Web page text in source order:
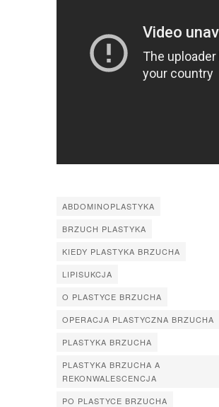
ABDOMINOPLASTYKA
BRZUCH PLASTYKA
KIEDY PLASTYKA BRZUCHA
LIPISUKCJA
O PLASTYCE BRZUCHA
OPERACJA PLASTYCZNA BRZUCHA
PLASTYKA BRZUCHA
PLASTYKA BRZUCHA A
REKONWALESCENCJA
PO PLASTYCE BRZUCHA